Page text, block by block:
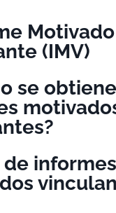
Motivado
(IMV)
se
de informes